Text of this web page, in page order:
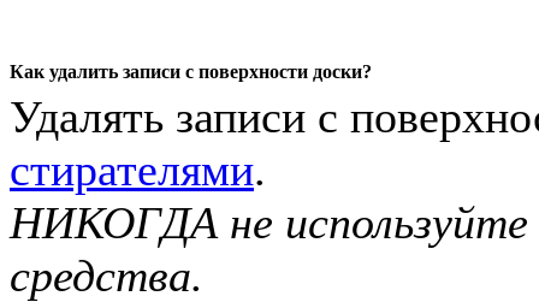
Как удалить записи с поверхности доски?
Удалять записи с
стирателями.
НИКОГДА не используйте
средства.